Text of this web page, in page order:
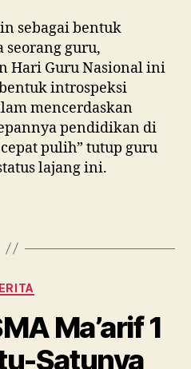
sebagai bentuk
seorang guru,
Hari Guru Nasional ini
introspeksi
mencerdaskan
pendidikan di
pulih” tutup guru
lajang ini.
Kategori
Ma’arif 1
Satunya